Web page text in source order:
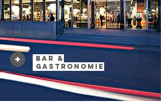
Bar &
Gastronomie